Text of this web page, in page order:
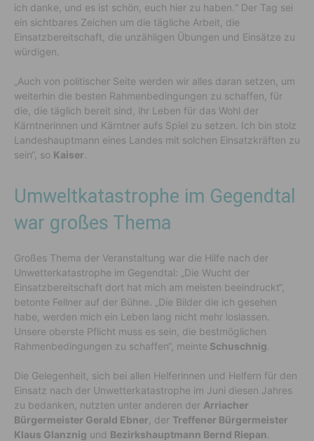
ich danke, und es ist schön, euch hier zu haben.“ Der Tag sei
ein sichtbares Zeichen um die tägliche Arbeit, die
Einsatzbereitschaft, die unzähligen Übungen und Einsätze zu
würdigen.
„Auch von politischer Seite werden wir alles daran setzen, um
weiterhin die besten Rahmenbedingungen zu schaffen, für
die, die täglich bereit sind, ihr Leben für das Wohl der
Kärntnerinnen und Kärntner aufs Spiel zu setzen. Ich bin stolz
Landeshauptmann eines Landes mit solchen Einsatzkräften zu
sein“, so Kaiser
Umweltkatastrophe im Gegendtal
war großes Thema
Großes Thema der Veranstaltung war die Hilfe nach der
Unwetterkatastrophe im Gegendtal: „Die Wucht der
Einsatzbereitschaft dort hat mich am meisten beeindruckt“,
betonte Fellner auf der Bühne. „Die Bilder die ich gesehen
habe, werden mich ein Leben lang nicht mehr loslassen.
Unsere oberste Pflicht muss es sein, die bestmöglichen
Rahmenbedingungen zu schaffen“, meinte Schuschnig
Die Gelegenheit, sich bei allen Helferinnen und Helfern für den
Einsatz nach der Unwetterkatastrophe im Juni diesen Jahres
zu bedanken, nutzten unter anderen der Arriacher
Bürgermeister Gerald Ebner , der Treffener Bürgermeister
Klaus Glanznig und Bezirkshauptmann Bernd Riepan